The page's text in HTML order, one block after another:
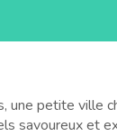
une petite ville
savoureux et